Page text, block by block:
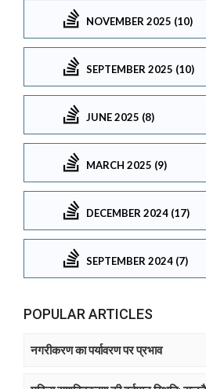
NOVEMBER 2025 (10)
SEPTEMBER 2025 (10)
JUNE 2025 (8)
MARCH 2025 (9)
DECEMBER 2024 (17)
SEPTEMBER 2024 (7)
POPULAR ARTICLES
नगरीकरण का पर्यावरण पर प्रभाव